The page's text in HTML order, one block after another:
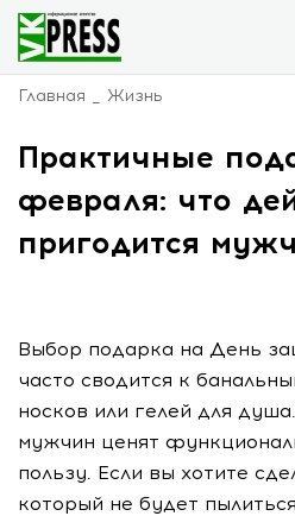
Главная Жизнь
Практичные
февраля: что
пригодится
Выбор подарка на День
часто сводится к
носков или гелей для
мужчин ценят
пользу. Если вы хотите
который не будет